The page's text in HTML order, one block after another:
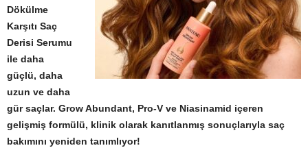
Dökülme
Karşıtı Saç
Derisi Serumu
ile daha
güçlü, daha
uzun ve daha
gür saçlar. Grow Abundant, Pro-V ve Niasinamid içeren
gelişmiş formülü, klinik olarak kanıtlanmış sonuçlarıyla saç
bakımını yeniden tanımlıyor!